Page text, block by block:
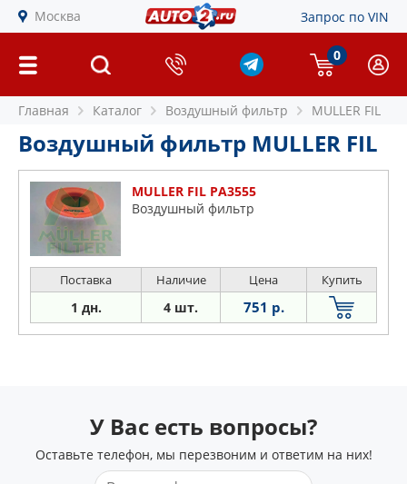
Москва Запрос по VIN
0
Главная Каталог Воздушный фильтр MULLER FIL
Воздушный фильтр MULLER FIL
MULLER FIL PA3555
Воздушный фильтр
Поставка Наличие Цена Купить
1 дн. 4 шт. 751 р.
У Вас есть вопросы?
Оставьте телефон, мы перезвоним и ответим на них!